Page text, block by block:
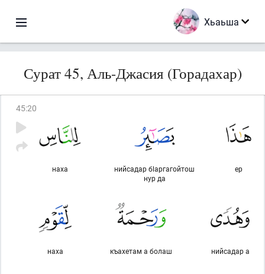
Хьаьша
Сурат 45, Аль-Джасия (Горадахар)
45:20
ер
нийсадар бlаргагойтош
нур да
наха
нийсадар а
къахетам а болаш
наха